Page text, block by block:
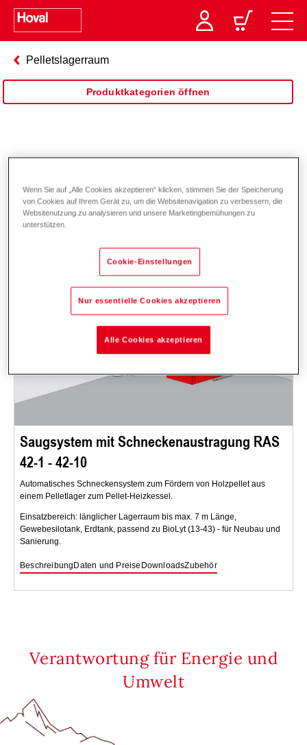
Pelletslagerraum
Produktkategorien öffnen
Saugsystem mit
Schneckenaustragung
Saugsystem mit Schneckenaustragung RAS
42-1 - 42-10
Automatisches Schneckensystem zum Fördern von Holzpellet aus
einem Pelletlager zum Pellet-Heizkessel.
Einsatzbereich: länglicher Lagerraum bis max. 7 m Länge,
Gewebesilotank, Erdtank, passend zu BioLyt (13-43) - für Neubau und
Sanierung.
Beschreibung Daten und Preise DownloadsZubehör
Verantwortung für Energie und
Umwelt
Wenn Sie auf „Alle Cookies akzeptieren“ klicken, stimmen Sie der Speicherung
von Cookies auf Ihrem Gerät zu, um die Websitenavigation zu verbessern, die
Websitenutzung zu analysieren und unsere Marketingbemühungen zu
unterstützen.
Cookie-Einstellungen
Nur essentielle Cookies akzeptieren
Alle Cookies akzeptieren